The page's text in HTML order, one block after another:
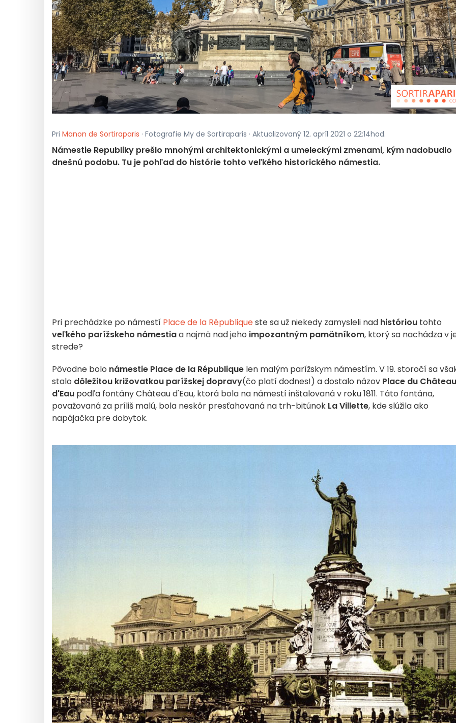
Pri Manon de Sortiraparis · Fotografie My de Sortiraparis · Aktualizovaný 12. apríl 2021 o 22:14hod.
Námestie Republiky prešlo mnohými architektonickými a umeleckými zmenami, kým nadobudlo
dnešnú podobu. Tu je pohľad do histórie tohto veľkého historického námestia.
Pri prechádzke po námestí Place de la Républiqueste sa už niekedy zamysleli nad históriou tohto
veľkého parížskeho námestiaa najmä nad jeho impozantným pamätníkom, ktorý sa nachádza v
strede?
Pôvodne bolo námestie Place de la République len malým parížskym námestím. V 19. storočí sa
stalo dôležitou križovatkou parížskej dopravy(čo platí dodnes!) a dostalo názov Place du Château
d'Eau podľa fontány Château d'Eau, ktorá bola na námestí inštalovaná v roku 1811. Táto fontána,
považovaná za príliš malú, bola neskôr presťahovaná na trh-bitúnok La Villette, kde slúžila ako
napájačka pre dobytok.